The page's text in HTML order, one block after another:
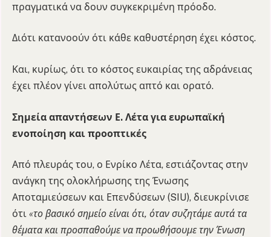
πραγματικά να δουν συγκεκριμένη πρόοδο.
Διότι κατανοούν ότι κάθε καθυστέρηση έχει κόστος.
Και, κυρίως, ότι το κόστος ευκαιρίας της αδράνειας
έχει πλέον γίνει απολύτως απτό και ορατό.
Σημεία απαντήσεων Ε. Λέτα για ευρωπαϊκή
ενοποίηση και προοπτικές
Από πλευράς του, ο Ενρίκο Λέτα, εστιάζοντας στην
ανάγκη της ολοκλήρωσης της Ένωσης
Αποταμιεύσεων και Επενδύσεων (SIU), διευκρίνισε
ότι «το βασικό σημείο είναι ότι, όταν συζητάμε αυτά τα
θέματα και προσπαθούμε να προωθήσουμε την Ένωση